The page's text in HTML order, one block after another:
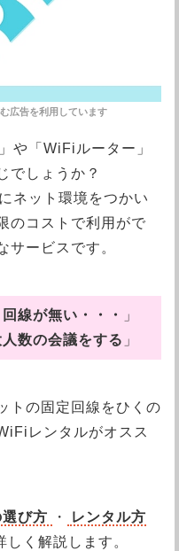
や「WiFiルーター」
でしょうか？
ネット環境をつかい
のコストで利用がで
サービスです。
線が無い・・・
」
数の会議をする 」
トの固定回線をひくの
レンタルがオスス
び方 ・
レンタル方
しく解説します。